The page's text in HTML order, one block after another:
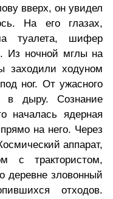
вверх, он увидел
На его глазах,
туалета, шифер
Из ночной мглы на
заходили ходуном
ног. От ужасного
в дыру. Сознание
началась ядерная
на него. Через
аппарат,
с трактористом,
деревне зловонный
отходов.